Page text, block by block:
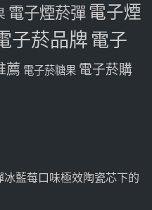
電子煙菸彈 電子煙
子菸品牌 電子
薦 電子菸糖果 電子菸購
藍莓口味極效陶瓷芯下的